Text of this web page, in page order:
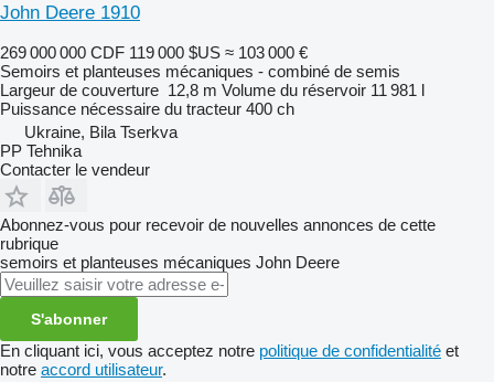
John Deere 1910
269 000 000 CDF 119 000 $US ≈ 103 000 €
Semoirs et planteuses mécaniques - combiné de semis
Largeur de couverture 12,8 m Volume du réservoir 11 981 l
Puissance nécessaire du tracteur 400 ch
Ukraine, Bila Tserkva
PP Tehnika
Contacter le vendeur
Abonnez-vous pour recevoir de nouvelles annonces de cette
rubrique
semoirs et planteuses mécaniques John Deere
S'abonner
En cliquant ici, vous acceptez notre politique de confidentialité et
notre accord utilisateur.